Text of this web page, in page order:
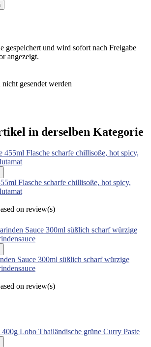
gespeichert und wird sofort nach Freigabe
angezeigt.
gesendet werden
in derselben Kategorie
Flasche scharfe chillisoße, hot spicy,
on review(s)
Sauce 300ml süßlich scharf würzige
on review(s)